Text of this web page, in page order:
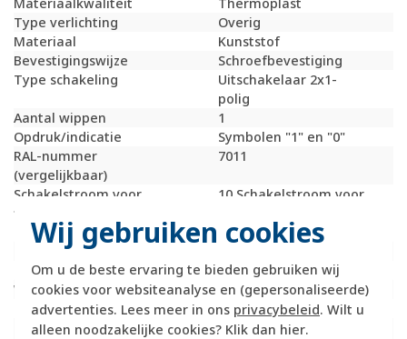
Wij gebruiken cookies
Om u de beste ervaring te bieden gebruiken wij
cookies voor websiteanalyse en (gepersonaliseerde)
advertenties. Lees meer in ons privacybeleid. Wilt u
alleen noodzakelijke cookies? Klik dan hier.
Type verlichting
Overig
Materiaal
Kunststof
Bevestigingswijze
Schroefbevestiging
Type schakeling
Uitschakelaar 2x1-
polig
Aantal wippen
1
Opdruk/indicatie
Symbolen "1" en "0"
RAL-nummer
(vergelijkbaar)
7011
Schakelstroom voor
fluorescentielampen
10 Schakelstroom voor
(AX)
Drukvlakschakelaar
Slagvastheid
IK05
Wasmachineschakelaar
Nee
Uitvoering oppervlakte
Mat
Geschikt voor
IP55